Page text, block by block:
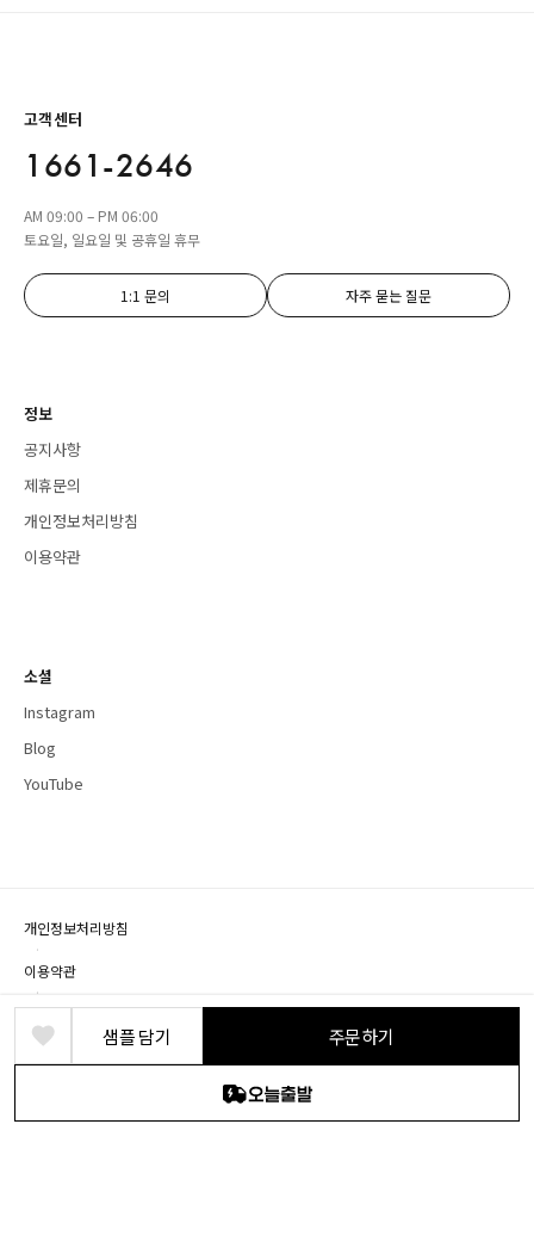
샘플 담기 주문하기
고객센터
1661-2646
AM 09:00 – PM 06:00
토요일, 일요일 및 공휴일 휴무
1:1 문의 자주 묻는 질문
정보
공지사항
제휴문의
개인정보처리방침
이용약관
소셜
Instagram
Blog
YouTube
개인정보처리방침
·
이용약관
·
제휴문의
상호명: (주) 바른디자인 · 대표: 박정식 · 개인정보책임자: 박영혁
사업장 소재지: 경기도 파주시 회동길 219, B1층(문발동)
사업자등록번호: 104-86-18524 · 통신판매번호: 2018-경기파주-0076 · 유선전화: 1661-
2646